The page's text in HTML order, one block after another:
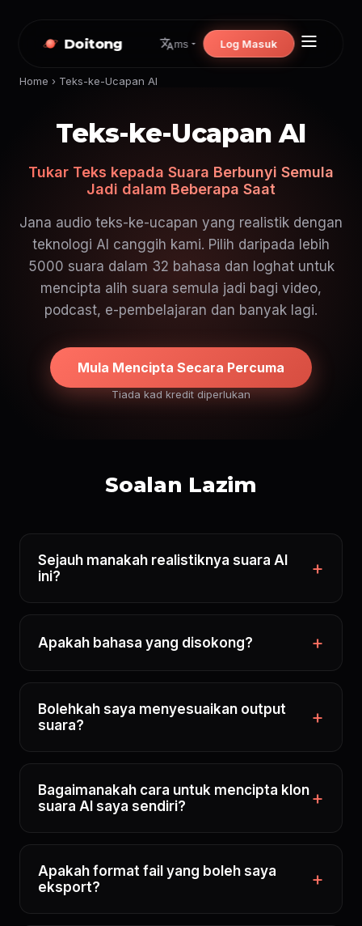
Doitong ms Log Masuk
Home › Teks-ke-Ucapan AI
Teks-ke-Ucapan AI
Tukar Teks kepada Suara Berbunyi Semula
Jadi dalam Beberapa Saat
Jana audio teks-ke-ucapan yang realistik dengan
teknologi AI canggih kami. Pilih daripada lebih
5000 suara dalam 32 bahasa dan loghat untuk
mencipta alih suara semula jadi bagi video,
podcast, e-pembelajaran dan banyak lagi.
Mula Mencipta Secara Percuma
Tiada kad kredit diperlukan
Soalan Lazim
Sejauh manakah realistiknya suara AI
ini?
Apakah bahasa yang disokong?
Bolehkah saya menyesuaikan output
suara?
Bagaimanakah cara untuk mencipta klon
suara AI saya sendiri?
Apakah format fail yang boleh saya
eksport?